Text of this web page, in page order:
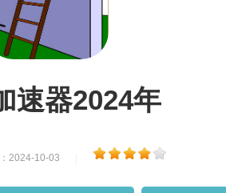
速器2024年
2024-10-03